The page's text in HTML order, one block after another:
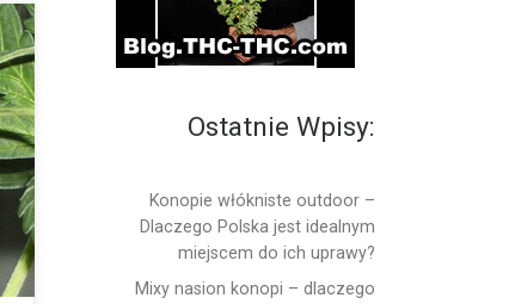
Ostatnie Wpisy:
Konopie włókniste outdoor –
Dlaczego Polska jest idealnym
miejscem do ich uprawy?
Mixy nasion konopi – dlaczego